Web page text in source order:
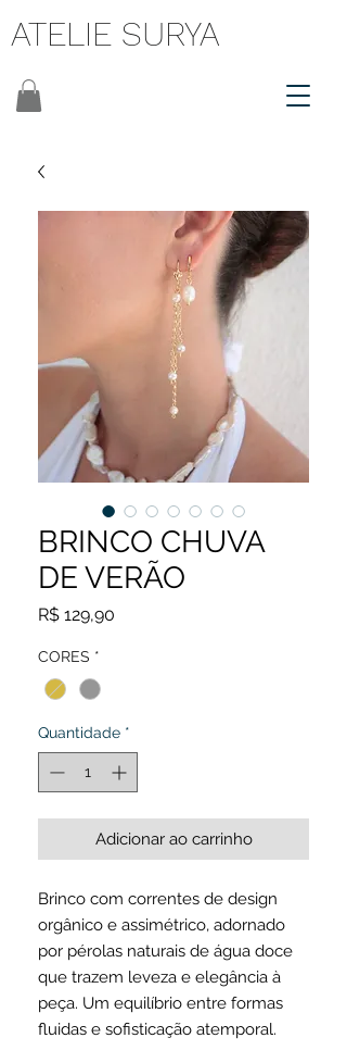
ATELIE SURYA
BRINCO CHUVA
DE VERÃO
R$ 129,90
CORES *
Quantidade *
Adicionar ao carrinho
Brinco com correntes de design
orgânico e assimétrico, adornado
por pérolas naturais de água doce
que trazem leveza e elegância à
peça. Um equilíbrio entre formas
fluidas e sofisticação atemporal.